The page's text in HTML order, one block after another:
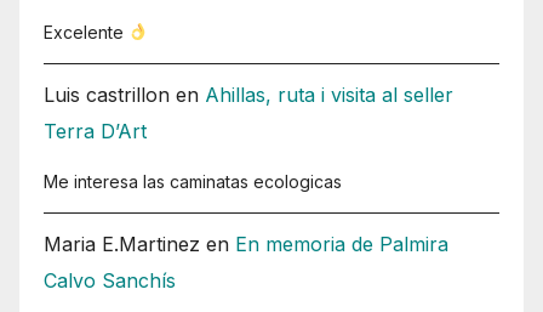
Excelente
Luis castrillon en Ahillas, ruta i visita al seller
Terra D’Art
Me interesa las caminatas ecologicas
Maria E.Martinez en En memoria de Palmira
Calvo Sanchís